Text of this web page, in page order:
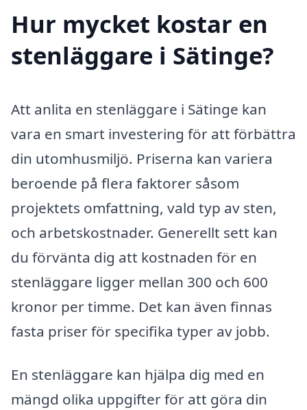
Hur mycket kostar en
stenläggare i Sätinge?
Att anlita en stenläggare i Sätinge kan
vara en smart investering för att förbättra
din utomhusmiljö. Priserna kan variera
beroende på flera faktorer såsom
projektets omfattning, vald typ av sten,
och arbetskostnader. Generellt sett kan
du förvänta dig att kostnaden för en
stenläggare ligger mellan 300 och 600
kronor per timme. Det kan även finnas
fasta priser för specifika typer av jobb.
En stenläggare kan hjälpa dig med en
mängd olika uppgifter för att göra din